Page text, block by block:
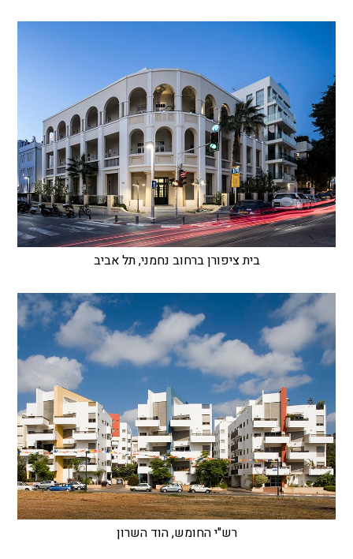
בית ציפורן ברחוב נחמני, תל אביב
רש"י החומש, הוד השרון